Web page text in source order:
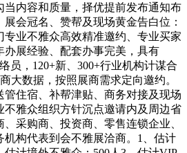
当内容和质量，择优提前发布通知布
会冠名、赞帮及现场黄金告白位：
业不雅众高效精准邀约、专业买家
办展经验、配套办事完美，具有
员，120+新、300+行业机构计谋合
大数据，按照展商需求定向邀约。
住宿、补帮津贴、商务对接及现场
不雅众组织方针沉点邀请内及周边省
采购商、投资商、零售连锁企业、
构代表到会不雅展洽商。1、估计